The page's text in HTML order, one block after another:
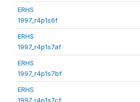
ERHS
1997_r4p1s6f
ERHS
1997_r4p1s7af
ERHS
1997_r4p1s7bf
ERHS
1997_r4p1s7cf